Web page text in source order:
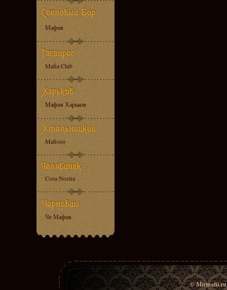
Мафия
Mafia Club
Мафия Харьков
Mafioso
Cosa Nostra
Че Мафия
© Mirmafii.ru